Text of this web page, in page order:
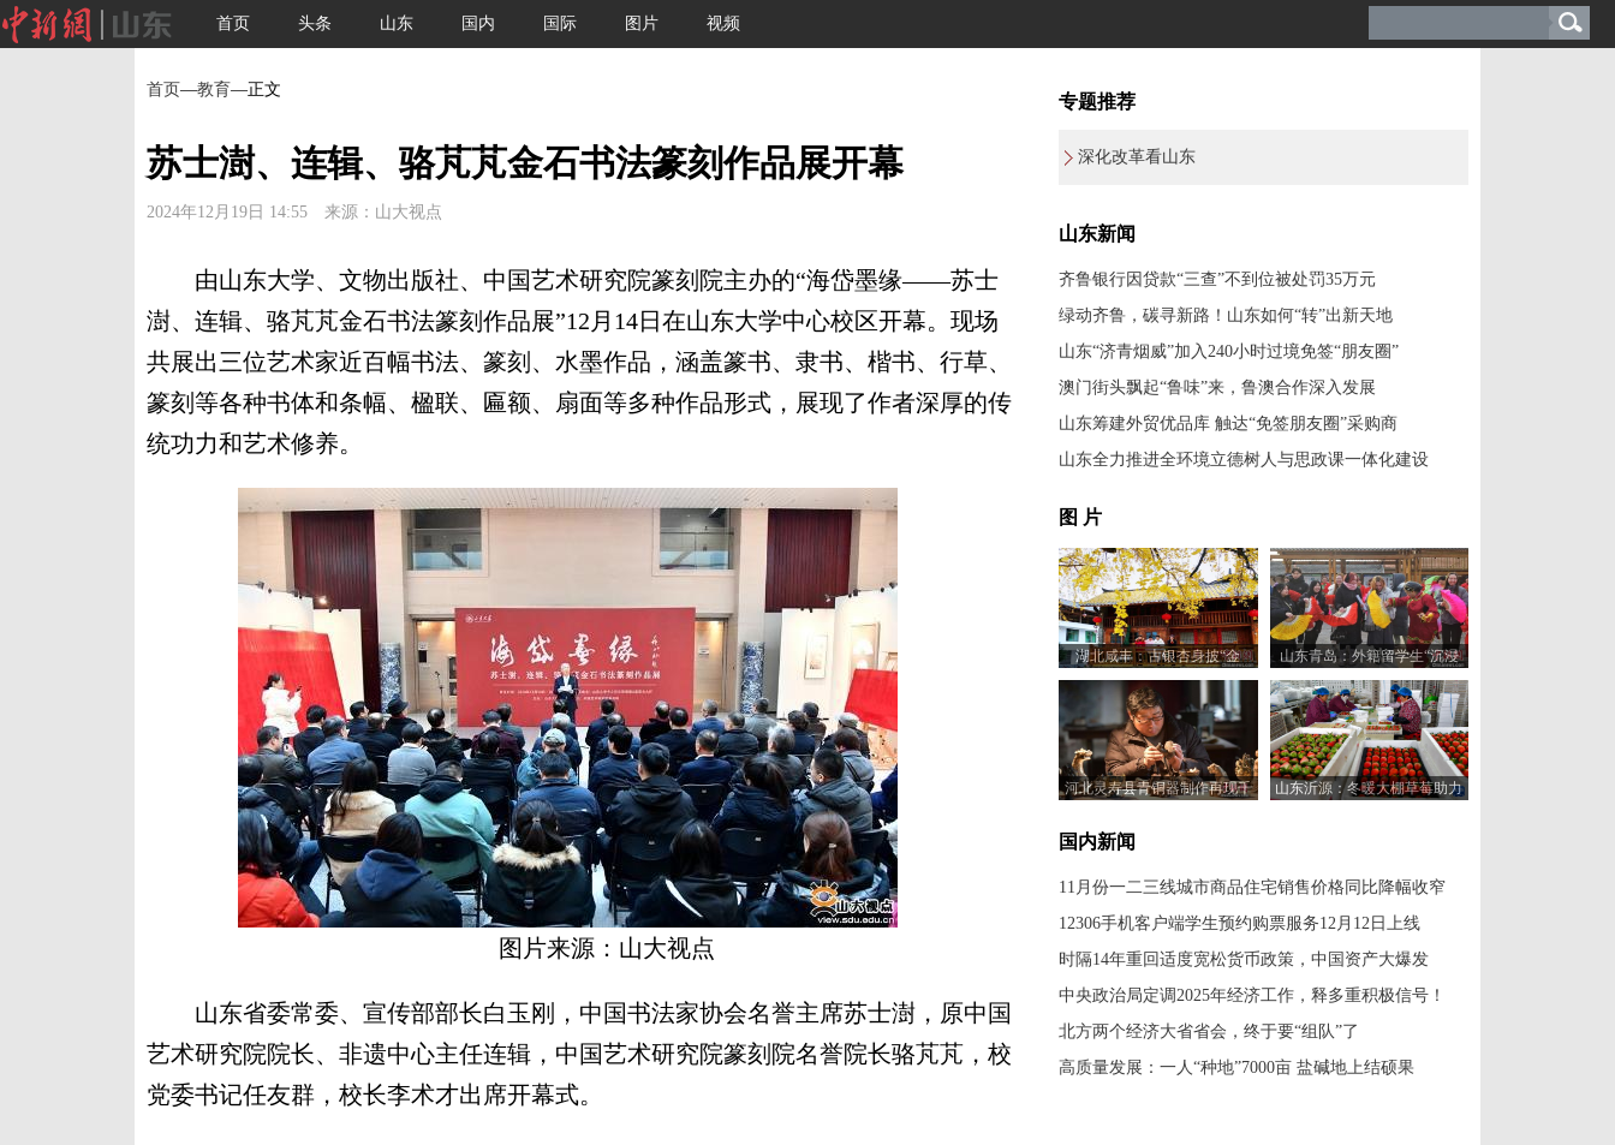
首页 头条 山东 国内 国际 图片 视频
首页—教育—正文
苏士澍、连辑、骆芃芃金石书法篆刻作品展开幕
2024年12月19日 14:55 来源：山大视点
由山东大学、文物出版社、中国艺术研究院篆刻院主办的“海岱墨缘——苏士
澍、连辑、骆芃芃金石书法篆刻作品展”12月14日在山东大学中心校区开幕。现场
共展出三位艺术家近百幅书法、篆刻、水墨作品，涵盖篆书、隶书、楷书、行草、
篆刻等各种书体和条幅、楹联、匾额、扇面等多种作品形式，展现了作者深厚的传
统功力和艺术修养。
图片来源：山大视点
山东省委常委、宣传部部长白玉刚，中国书法家协会名誉主席苏士澍，原中国
艺术研究院院长、非遗中心主任连辑，中国艺术研究院篆刻院名誉院长骆芃芃，校
党委书记任友群，校长李术才出席开幕式。
专题推荐
深化改革看山东
山东新闻
齐鲁银行因贷款“三查”不到位被处罚35万元
绿动齐鲁，碳寻新路！山东如何“转”出新天地
山东“济青烟威”加入240小时过境免签“朋友圈”
澳门街头飘起“鲁味”来，鲁澳合作深入发展
山东筹建外贸优品库 触达“免签朋友圈”采购商
山东全力推进全环境立德树人与思政课一体化建设
图 片
湖北咸丰：古银杏身披“金
甲”引客来
山东青岛：外籍留学生“沉浸
式”体验中国乡村之美
河北灵寿县青铜器制作再现千
山东沂源：冬暖大棚草莓助力
国内新闻
11月份一二三线城市商品住宅销售价格同比降幅收窄
12306手机客户端学生预约购票服务12月12日上线
时隔14年重回适度宽松货币政策，中国资产大爆发
中央政治局定调2025年经济工作，释多重积极信号！
北方两个经济大省省会，终于要“组队”了
高质量发展：一人“种地”7000亩 盐碱地上结硕果